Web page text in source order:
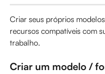
Criar seus próprios
recursos compatíveis com
trabalho.
Criar um modelo /